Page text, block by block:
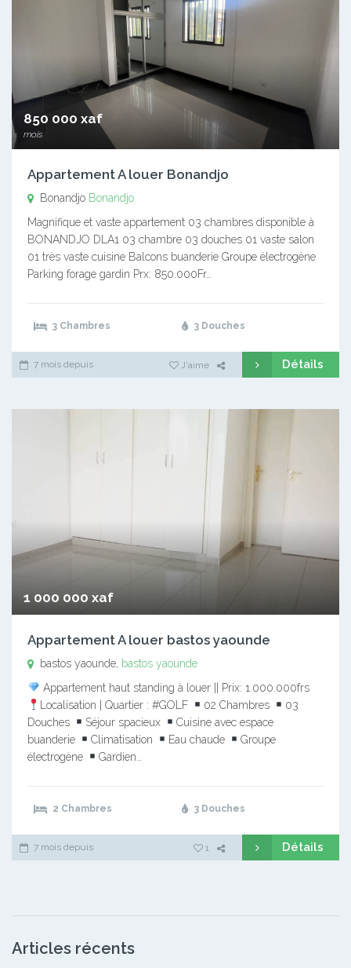
850 000 xaf
mois
Appartement A louer Bonandjo
Bonandjo Bonandjo
Magnifique et vaste appartement 03 chambres disponible à
BONANDJO DLA1 03 chambre 03 douches 01 vaste salon
01 très vaste cuisine Balcons buanderie Groupe électrogène
Parking forage gardin Prx: 850.000Fr…
3 Chambres 3 Douches
7 mois depuis J'aime Détails
1 000 000 xaf
Appartement A louer bastos yaounde
bastos yaounde, bastos yaounde
Appartement haut standing à louer || Prix: 1.000.000frs
Localisation | Quartier : #GOLF
02 Chambres
03
Douches
Séjour spacieux
Cuisine avec espace
buanderie
Climatisation Eau chaude
Groupe
électrogène
Gardien…
2 Chambres 3 Douches
7 mois depuis 1 Détails
Articles récents